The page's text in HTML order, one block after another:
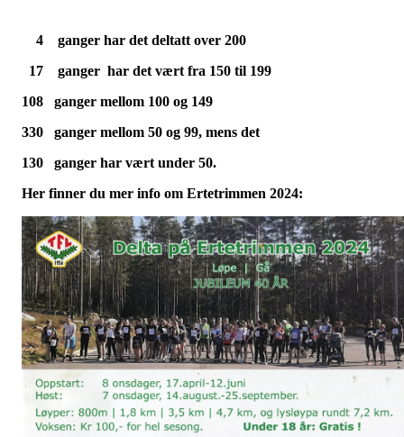
4 ganger har det deltatt over 200
17 ganger har det vært fra 150 til 199
108 ganger mellom 100 og 149
330 ganger mellom 50 og 99, mens det
130 ganger har vært under 50.
Her finner du mer info om Ertetrimmen 2024: